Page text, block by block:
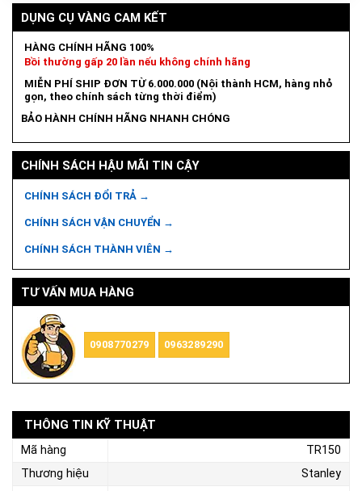
DỤNG CỤ VÀNG CAM KẾT
HÀNG CHÍNH HÃNG 100%
Bồi thường gấp 20 lần nếu không chính hãng
MIỄN PHÍ SHIP ĐƠN TỪ 6.000.000 (Nội thành HCM, hàng nhỏ
gọn, theo chính sách từng thời điểm)
BẢO HÀNH CHÍNH HÃNG NHANH CHÓNG
CHÍNH SÁCH HẬU MÃI TIN CẬY
CHÍNH SÁCH ĐỔI TRẢ →
CHÍNH SÁCH VẬN CHUYỂN →
CHÍNH SÁCH THÀNH VIÊN →
TƯ VẤN MUA HÀNG
0908770279 0963289290
THÔNG TIN KỸ THUẬT
Mã hàng
TR150
Thương hiệu
Stanley